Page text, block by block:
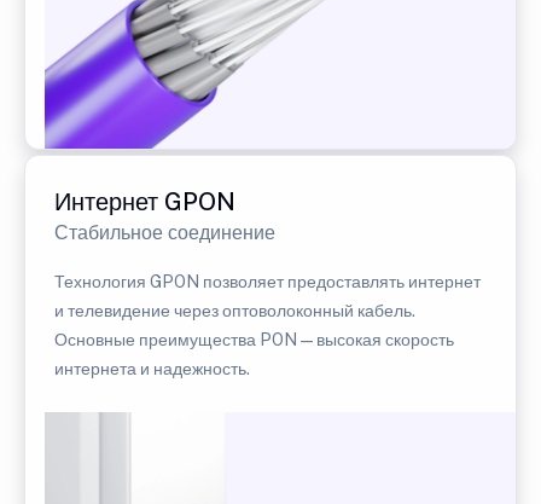
Интернет GPON
Стабильное соединение
Технология GPON позволяет предоставлять интернет
и телевидение через оптоволоконный кабель.
Основные преимущества PON — высокая скорость
интернета и надежность.